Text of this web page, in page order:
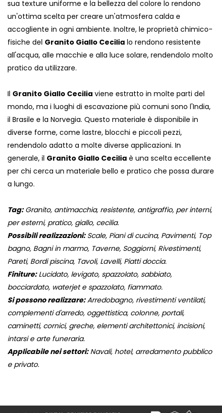
sua texture uniforme e la bellezza del colore lo rendono
un'ottima scelta per creare un'atmosfera calda e
accogliente in ogni ambiente. Inoltre, le proprietà chimico-
fisiche del Granito Giallo Cecilia lo rendono resistente
all'acqua, alle macchie e alla luce solare, rendendolo molto
pratico da utilizzare.
Il Granito Giallo Cecilia viene estratto in molte parti del
mondo, ma i luoghi di escavazione più comuni sono l'India,
il Brasile e la Norvegia. Questo materiale è disponibile in
diverse forme, come lastre, blocchi e piccoli pezzi,
rendendolo adatto a molte diverse applicazioni. In
generale, il Granito Giallo Cecilia è una scelta eccellente
per chi cerca un materiale bello e pratico che possa durare
a lungo.
Tag:Granito, antimacchia, resistente, antigraffio, per interni,
per esterni, pratico, giallo, cecilia.
Possibili realizzazioni:Scale, Piani di cucina, Pavimenti, Top
bagno, Bagni in marmo, Taverne, Soggiorni, Rivestimenti,
Pareti, Bordi piscina, Tavoli, Lavelli, Piatti doccia.
Finiture:Lucidato, levigato, spazzolato, sabbiato,
bocciardato, waterjet e spazzolato, fiammato.
Si possono realizzare:Arredobagno, rivestimenti ventilati,
complementi d'arredo, oggettistica, colonne, portali,
caminetti, cornici, greche, elementi architettonici, incisioni,
intarsi e arte funeraria.
Applicabile nei settori:Navali, hotel, arredamento pubblico
e privato.